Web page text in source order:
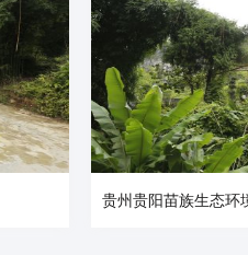
贵州贵阳苗族生态环